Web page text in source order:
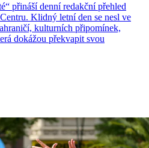
přináší denní redakční přehled
Klidný letní den se nesl ve
kulturních připomínek,
dokážou překvapit svou